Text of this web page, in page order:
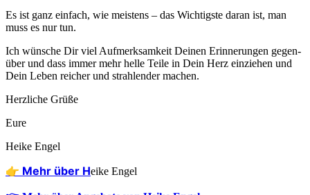
Es ist ganz ein­fach, wie meis­tens – das Wich­tigs­te dar­an ist, man
muss es nur tun.
Ich wün­sche Dir viel Auf­merk­sam­keit Dei­nen Erin­ne­run­gen gegen­
über und dass immer mehr hel­le Tei­le in Dein Herz ein­zie­hen und
Dein Leben rei­cher und strah­len­der machen.
Herz­li­che Grüße
Eure
Hei­ke Engel
👉 Mehr über Heike Engel